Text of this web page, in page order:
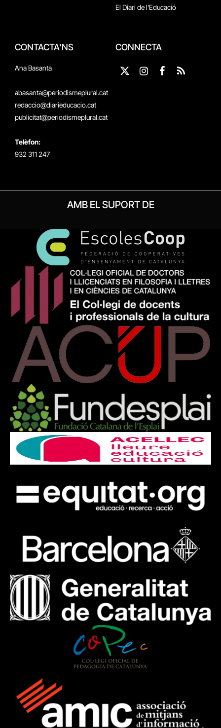
El Diari de l'Educació
CONTACTA'NS
Ana Basanta
abasanta@periodismeplural.cat
redaccio@diarieducacio.cat
publicitat@periodismeplural.cat
Telèfon:
932 311 247
CONNECTA
X
Instagram
Facebook
RSS
AMB EL SUPORT DE